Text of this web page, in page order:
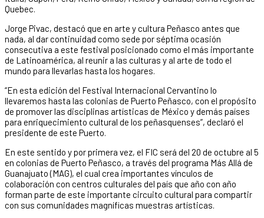
Quebec.
Jorge Pivac, destacó que en arte y cultura Peñasco antes que
nada, al dar continuidad como sede por séptima ocasión
consecutiva a este festival posicionado como el más importante
de Latinoamérica, al reunir a las culturas y al arte de todo el
mundo para llevarlas hasta los hogares.
“En esta edición del Festival Internacional Cervantino lo
llevaremos hasta las colonias de Puerto Peñasco, con el propósito
de promover las disciplinas artísticas de México y demás países
para enriquecimiento cultural de los peñasquenses”, declaró el
presidente de este Puerto.
En este sentido y por primera vez, el FIC será del 20 de octubre al 5
en colonias de Puerto Peñasco, a través del programa Más Allá de
Guanajuato (MAG), el cual crea importantes vínculos de
colaboración con centros culturales del país que año con año
forman parte de este importante circuito cultural para compartir
con sus comunidades magníficas muestras artísticas.